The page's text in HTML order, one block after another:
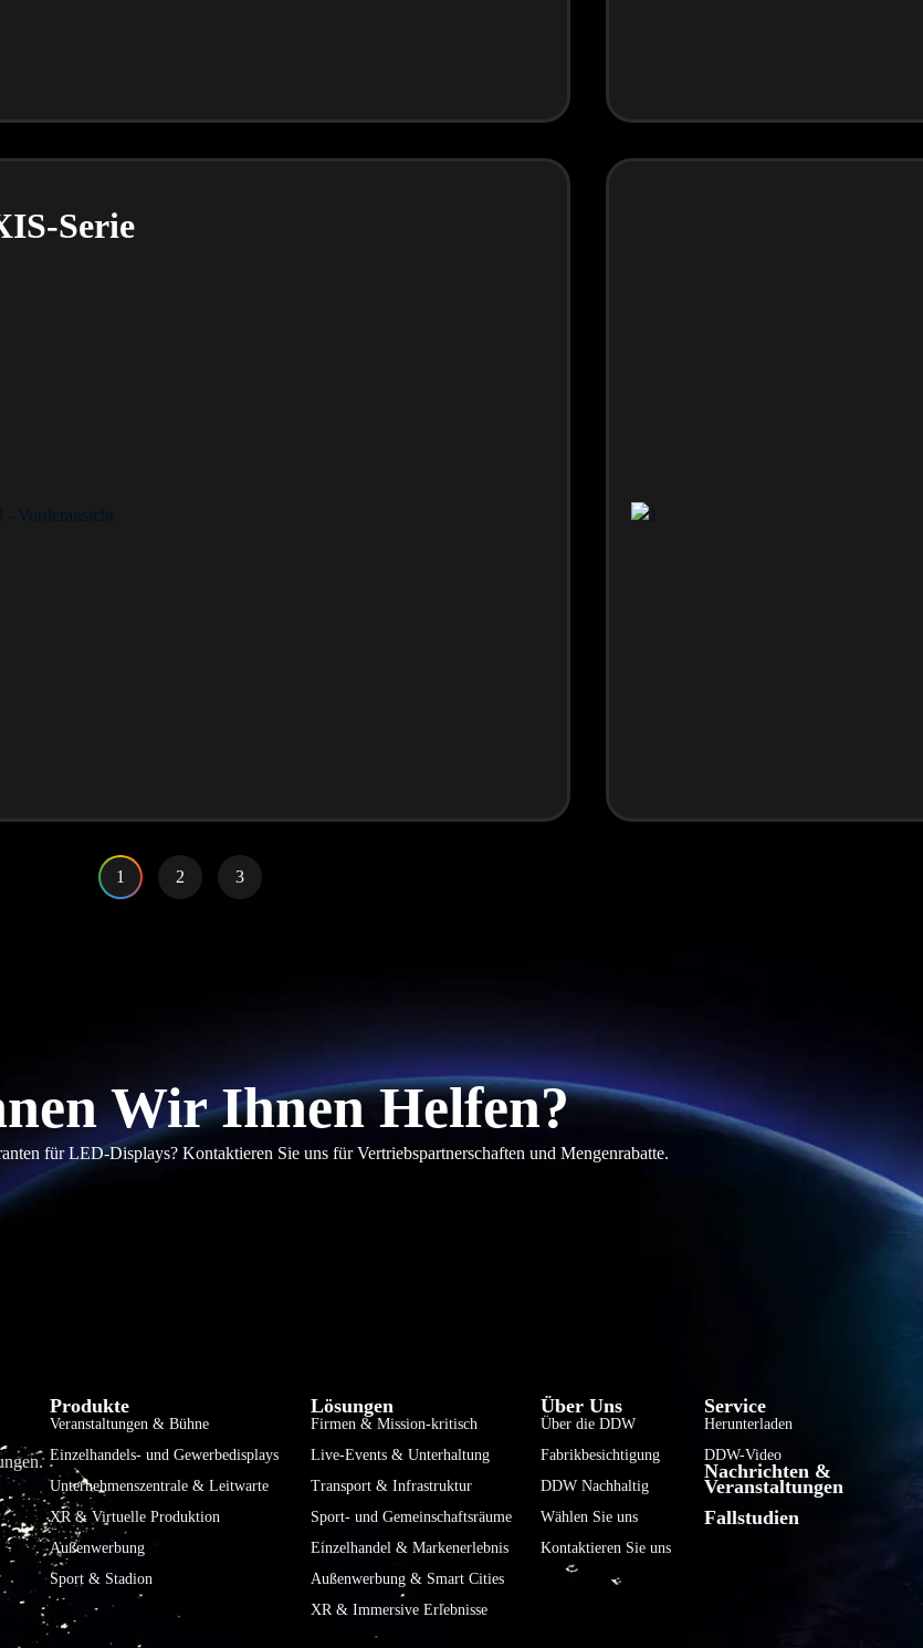
Serie
1 2 3
Wir Ihnen Helfen?
für LED-Displays? Kontaktieren Sie uns für Vertriebspartnerschaften und Mengenrabatte.
Produkte
Veranstaltungen & Bühne
Einzelhandels- und Gewerbedisplays
Unternehmenszentrale & Leitwarte
XR & Virtuelle Produktion
Außenwerbung
Sport & Stadion
Lösungen
Firmen & Mission-kritisch
Live-Events & Unterhaltung
Transport & Infrastruktur
Sport- und Gemeinschaftsräume
Einzelhandel & Markenerlebnis
Außenwerbung & Smart Cities
XR & Immersive Erlebnisse
Über Uns
Über die DDW
Fabrikbesichtigung
DDW Nachhaltig
Wählen Sie uns
Kontaktieren Sie uns
Service
Herunterladen
DDW-Video
Nachrichten &
Veranstaltungen
Fallstudien
Português
Italiano
Tiếng Việt
한국어